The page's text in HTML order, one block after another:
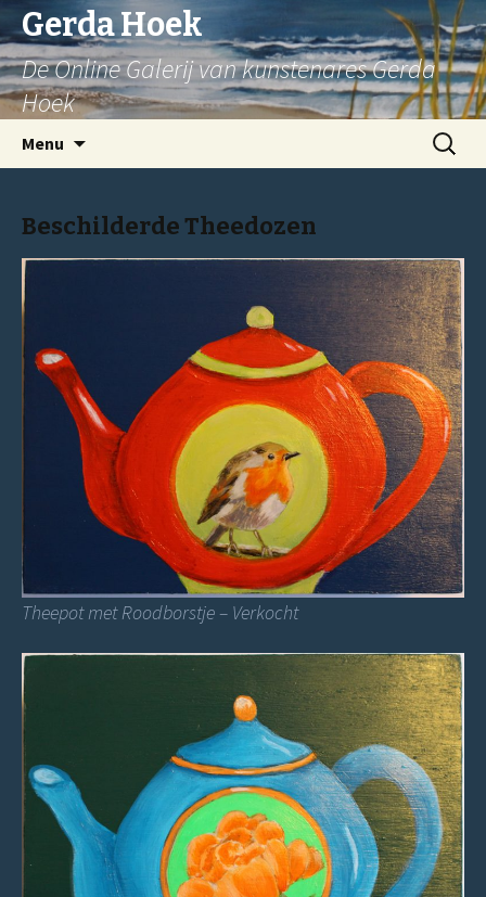
Gerda Hoek
De Online Galerij van kunstenares Gerda
Hoek
Menu
Zoeken
naar:
Beschilderde Theedozen
Theepot met Roodborstje – Verkocht